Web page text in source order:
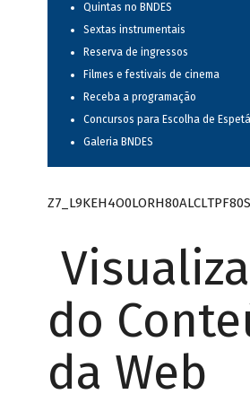
Quintas no BNDES
Sextas instrumentais
Reserva de ingressos
Filmes e festivais de cinema
Receba a programação
Concursos para Escolha de
Galeria BNDES
do
da Web